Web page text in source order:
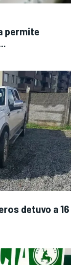
permite
detuvo a 16